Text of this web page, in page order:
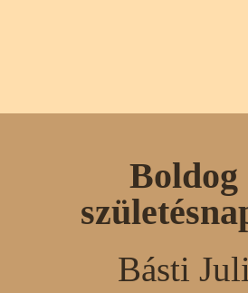
Boldog
Básti Juli